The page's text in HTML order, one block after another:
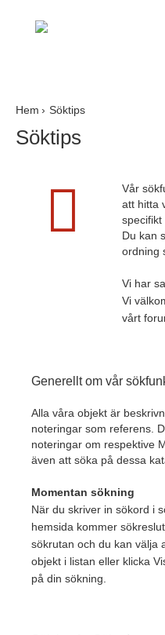
Hem Söktips
Söktips
Vår
att hitta
specifikt
Du kan
ordning
Vi har
Vi
vårt
Generellt om vår
Alla våra objekt är
noteringar som referens.
noteringar om respektive
även att söka på dessa
Momentan sökning
När du skriver in sökord i
hemsida kommer
sökrutan och du kan välja
objekt i listan eller klicka
på din sökning.